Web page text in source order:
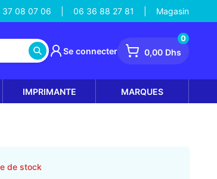
37 08 07 06 06 36 88 27 81 Magasin
Se connecter 0,00 Dhs
0
IMPRIMANTE MARQUES
de stock